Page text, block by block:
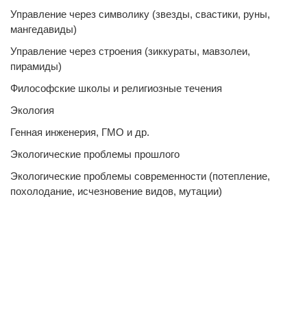
Управление через символику (звезды, свастики, руны,
мангедавиды)
Управление через строения (зиккураты, мавзолеи,
пирамиды)
Философские школы и религиозные течения
Экология
Генная инженерия, ГМО и др.
Экологические проблемы прошлого
Экологические проблемы современности (потепление,
похолодание, исчезновение видов, мутации)